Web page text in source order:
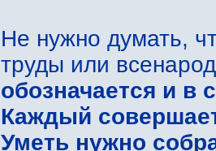
Не нужно думать,
труды или
обозначается и в
Каждый
Уметь нужно